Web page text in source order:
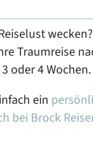
Traumreise
oder 4 Wochen.
ein
bei Brock